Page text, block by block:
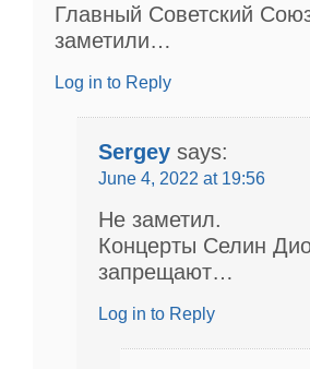
Главный Советский
заметили…
Log in to Reply
Sergey says:
June 4, 2022 at 19:56
Не заметил.
Концерты Селин
запрещают…
Log in to Reply